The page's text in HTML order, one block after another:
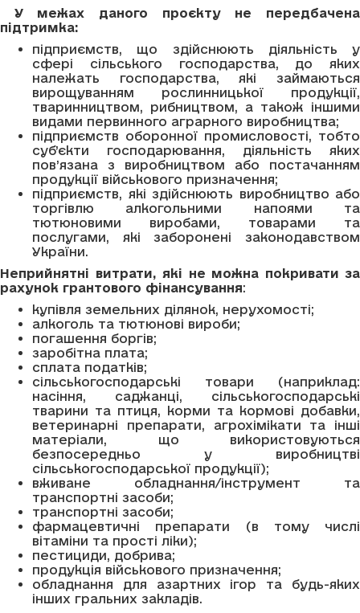
У межах даного проєкту не передбачена
підтримка:
підприємств, що здійснюють діяльність у
сфері сільського господарства, до яких
належать господарства, які займаються
вирощуванням рослинницької продукції,
тваринництвом, рибництвом, а також іншими
видами первинного аграрного виробництва;
підприємств оборонної промисловості, тобто
суб’єкти господарювання, діяльність яких
пов’язана з виробництвом або постачанням
продукції військового призначення;
підприємств, які здійснюють виробництво або
торгівлю алкогольними напоями та
тютюновими виробами, товарами та
послугами, які заборонені законодавством
України.
Неприйнятні витрати, які не можна покривати за
рахунок грантового фінансування:
купівля земельних ділянок, нерухомості;
алкоголь та тютюнові вироби;
погашення боргів;
заробітна плата;
сплата податків;
сільськогосподарські товари (наприклад:
насіння, саджанці, сільськогосподарські
тварини та птиця, корми та кормові добавки,
ветеринарні препарати, агрохімікати та інші
матеріали, що використовуються
безпосередньо у виробництві
сільськогосподарської продукції);
вживане обладнання/інструмент та
транспортні засоби;
транспортні засоби;
фармацевтичні препарати (в тому числі
вітаміни та прості ліки);
пестициди, добрива;
продукція військового призначення;
обладнання для азартних ігор та будь-яких
інших гральних закладів.